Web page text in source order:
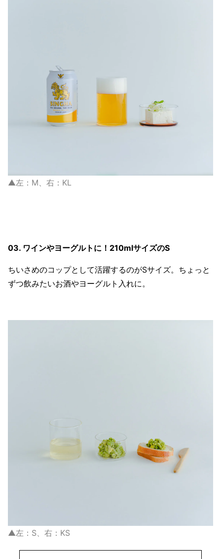
▲左：M、右：KL
03. ワインやヨーグルトに！210mlサイズのS
ちいさめのコップとして活躍するのがSサイズ。ちょっと
ずつ飲みたいお酒やヨーグルト入れに。
▲左：S、右：KS